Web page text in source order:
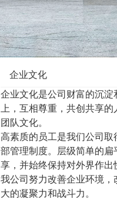
企业文化
企业文化是公司财富的沉
上，互相尊重，共创共享
团队文化。
高素质的员工是我们公司
部管理制度。层级简单的
享，并始终保持对外界作出
我公司努力改善企业环境
大的凝聚力和战斗力。